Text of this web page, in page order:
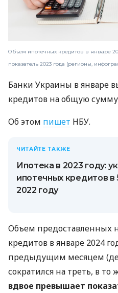
Объем ипотечных кредитов в январе
показатель 2023 года (регионы,
Банки Украины в январе
кредитов на общую
Об этом пишет НБУ.
ЧИТАЙТЕ ТАКЖЕ
Ипотека в 2023 году:
ипотечных кредитов в
2022 году
Объем предоставленных
кредитов в январе 2024
предыдущим месяцем
сократился на треть, в то
вдвое превышает